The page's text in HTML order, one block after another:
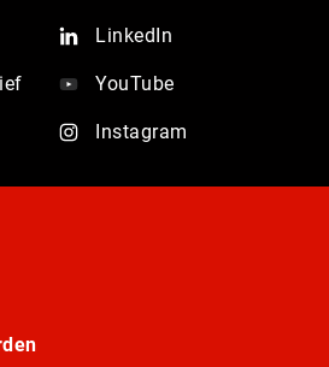
LinkedIn
YouTube
Instagram